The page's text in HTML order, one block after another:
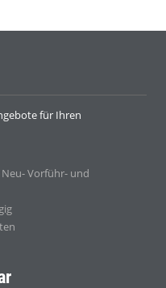
für Ihren
Vorführ- und